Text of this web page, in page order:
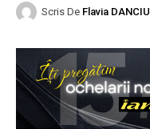
Scris De Flavia DANCIU